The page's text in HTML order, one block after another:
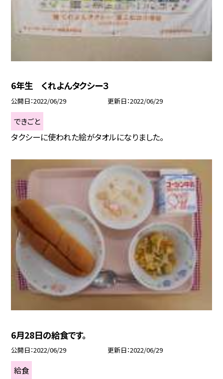
6年生 くれよんタクシー３
公開日 2022/06/29 更新日 2022/06/29
できごと
タクシーに使われた絵がタオルになりました。
6月28日の給食です。
公開日 2022/06/29 更新日 2022/06/29
給食